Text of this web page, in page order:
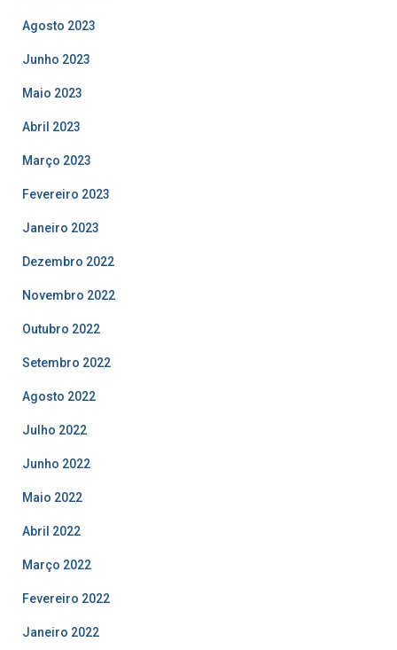
Agosto 2023
Junho 2023
Maio 2023
Abril 2023
Março 2023
Fevereiro 2023
Janeiro 2023
Dezembro 2022
Novembro 2022
Outubro 2022
Setembro 2022
Agosto 2022
Julho 2022
Junho 2022
Maio 2022
Abril 2022
Março 2022
Fevereiro 2022
Janeiro 2022